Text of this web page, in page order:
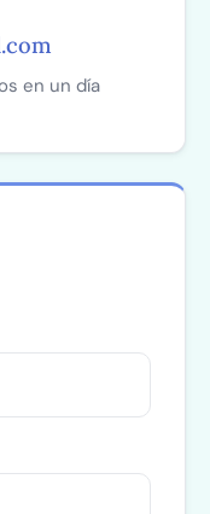
en un día